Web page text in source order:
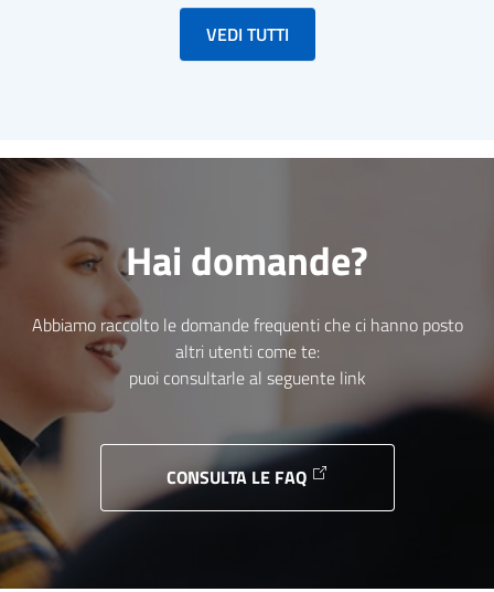
VEDI TUTTI
Hai domande?
Abbiamo raccolto le domande frequenti che ci hanno posto
altri utenti come te:
puoi consultarle al seguente link
CONSULTA LE FAQ